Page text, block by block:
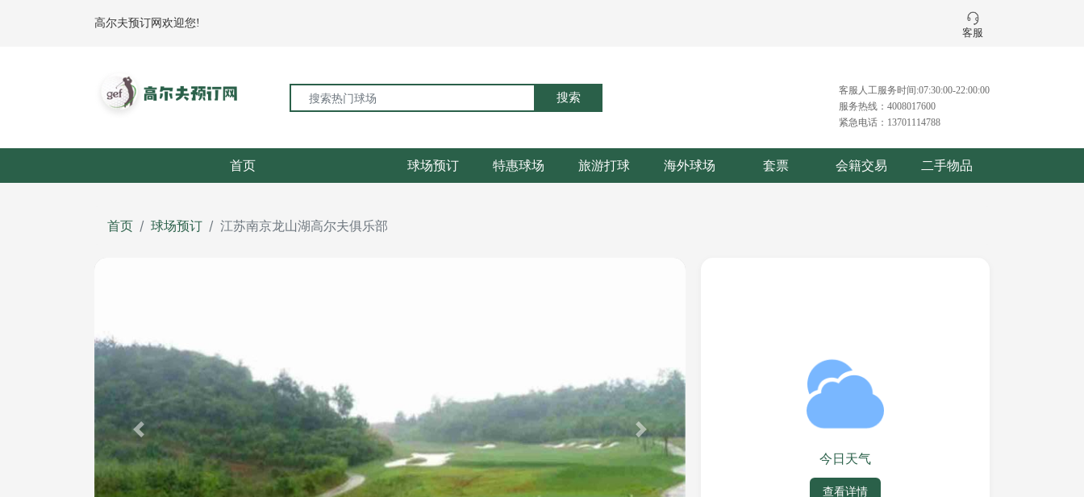
高尔夫预订网欢迎您!
客服
搜索
客服人工服务时间:07:30:00-22:00:00
服务热线：4008017600
紧急电话：13701114788
首页 球场预订 特惠球场 旅游打球 海外球场 套票 会籍交易 二手物品
首页 球场预订 江苏南京龙山湖高尔夫俱乐部
Previous
Next
今日天气
查看详情